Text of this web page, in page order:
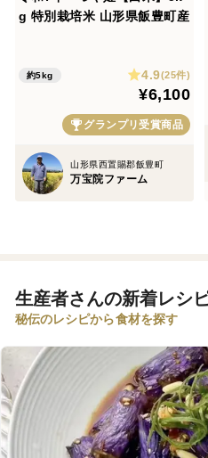
g 特別栽培米 山形県飯豊町産
約5kg 4.9(25件)
¥6,100
グランプリ受賞商品
山形県西置賜郡飯豊町
万宝院ファーム
生産者さんの新着レシ
秘伝のレシピから食材を探す